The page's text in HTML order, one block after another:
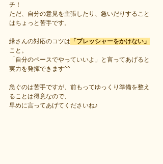
チ！
ただ、自分の意見を主張したり、急いだりすること
はちょっと苦手です。
緑さんの対応のコツは 「プレッシャーをかけない」
こと。
「自分のペースでやっていいよ」と言ってあげると
実力を発揮できます^^
急ぐのは苦手ですが、前もってゆっくり準備を整え
ることは得意なので、
早めに言ってあげてくださいね♪